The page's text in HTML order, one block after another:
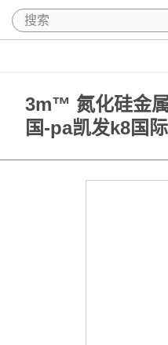
3m™ 氮化硅金
国-pa凯发k8国际